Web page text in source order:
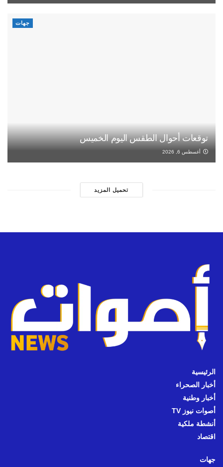
جهات
توقعات أحوال الطقس اليوم الخميس
أغسطس 6, 2026
تحميل المزيد
الرئيسية
أخبار الصحراء
أخبار وطنية
أصوات نيوز TV
أنشطة ملكية
اقتصاد
جهات